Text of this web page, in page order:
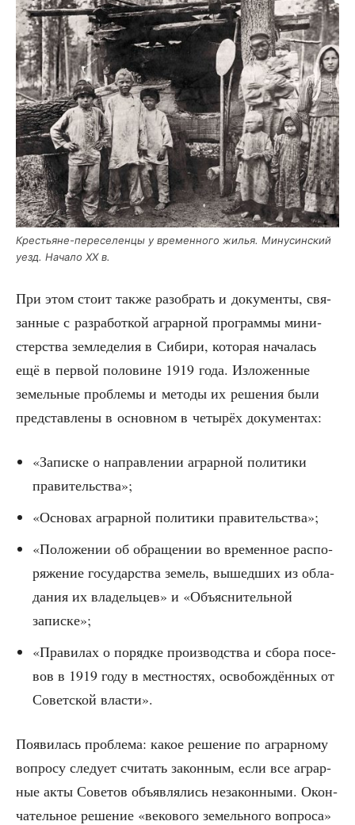
Кре­стьяне-пере­се­лен­цы у вре­мен­но­го жилья. Мину­син­ский
уезд. Нача­ло ХХ в.
При этом сто­ит так­же разо­брать и доку­мен­ты, свя­
зан­ные с раз­ра­бот­кой аграр­ной про­грам­мы мини­
стер­ства зем­ле­де­лия в Сиби­ри, кото­рая нача­лась
ещё в пер­вой поло­вине 1919 года. Изло­жен­ные
земель­ные про­бле­мы и мето­ды их реше­ния были
пред­став­ле­ны в основ­ном в четы­рёх документах:
«Запис­ке о направ­ле­нии аграр­ной поли­ти­ки
правительства»;
«Осно­вах аграр­ной поли­ти­ки правительства»;
«Поло­же­нии об обра­ще­нии во вре­мен­ное рас­по­
ря­же­ние госу­дар­ства земель, вышед­ших из обла­
да­ния их вла­дель­цев» и «Объ­яс­ни­тель­ной
записке»;
«Пра­ви­лах о поряд­ке про­из­вод­ства и сбо­ра посе­
вов в 1919 году в мест­но­стях, осво­бож­дён­ных от
Совет­ской власти».
Появи­лась про­бле­ма: какое реше­ние по аграр­но­му
вопро­су сле­ду­ет счи­тать закон­ным, если все аграр­
ные акты Сове­тов объ­яв­ля­лись неза­кон­ны­ми. Окон­
ча­тель­ное реше­ние «веко­во­го земель­но­го вопро­са»